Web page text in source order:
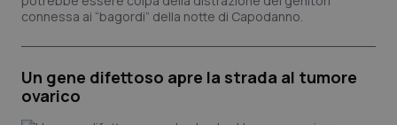
Quotidiano Oncologia
Quotidiano Pediatria
connessa ai “bagordi” della notte di Capodanno.
Un gene difettoso apre la strada al tumore
ovarico